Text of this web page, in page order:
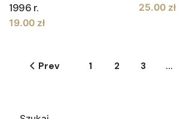
Szukaj
1996 r.
19.00 zł
25.00 zł
Prev 1 2 3 …